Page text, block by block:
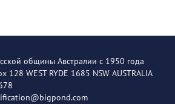
общины Австралии с 1950 года
128 WEST RYDE 1685 NSW AUSTRALIA